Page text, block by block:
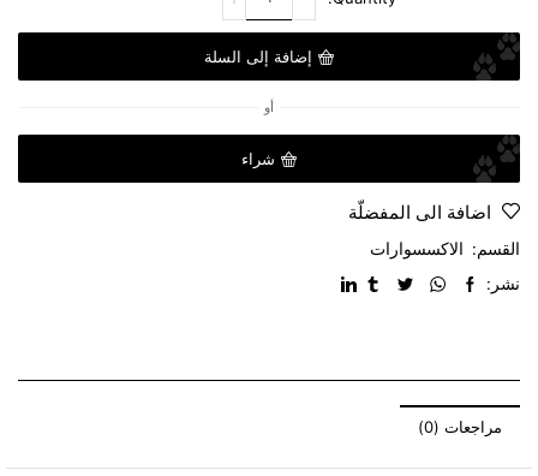
إضافة إلى السلة
أو
شراء
اضافة الى المفضلّة
القسم: الاكسسوارات
نشر:
مراجعات (0)